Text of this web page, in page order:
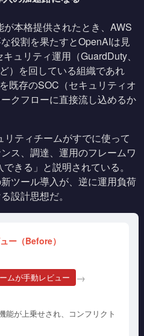
本格提供されたとき、AWS
役割を果たすとOpenAIは見
ュリティ運用（GuardDuty、
）を回している組織であれ
既存のSOC（セキュリティオ
クフローに直接流し込めるか
ティチームがすでに使って
ス、調達、運用のフレームワ
きる」と説明されている。
ツール導入が、逆に運用負荷
設計思想だ。
ー（Before）
ムが手動レビュー →
能が上乗せされ、コンフリクト